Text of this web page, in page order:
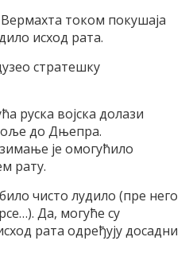
током покушаја
исход рата.
стратешку
руска војска долази
до Дњепра.
је омогућило
рату.
чисто лудило (пре него
Да, могуће су
рата одређују досадни